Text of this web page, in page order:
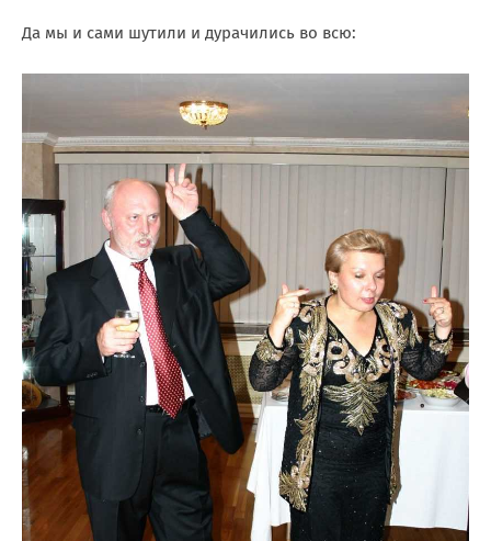
Да мы и сами шутили и дурачились во всю: